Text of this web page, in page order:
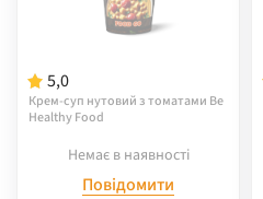
5,0
Крем-суп нутовий з томатами Be
Healthy Food
Немає в наявності
Повідомити